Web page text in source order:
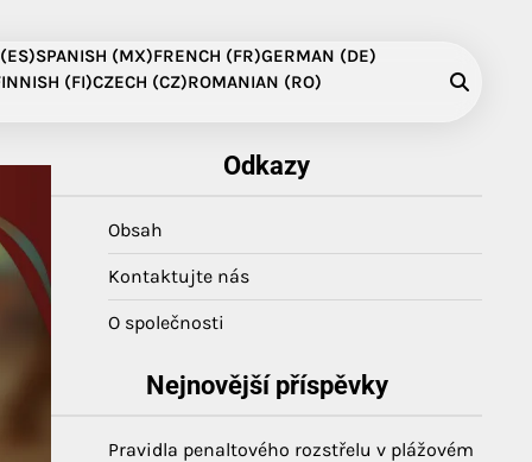
SPANISH (MX)FRENCH (FR)GERMAN (DE)
(FI)CZECH (CZ)ROMANIAN (RO)
Odkazy
Obsah
Kontaktujte nás
O společnosti
Nejnovější příspěvky
Pravidla penaltového rozstřelu v plážovém